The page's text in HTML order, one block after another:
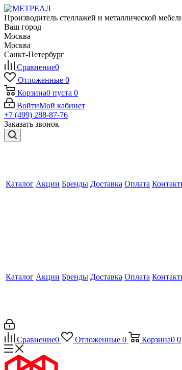
Производитель стеллажей и металлической
Ваш город
Москва
Москва
Санкт-Петербург
Сравнение0
Отложенные 0
Корзина0 пуста 0
ВойтиМой кабинет
+7 (499) 288-87-76
Заказать звонок
Каталог Акции Бренды Доставка Оплата
Каталог Акции Бренды Доставка Оплата
Сравнение0 Отложенные 0 Корзина0 0